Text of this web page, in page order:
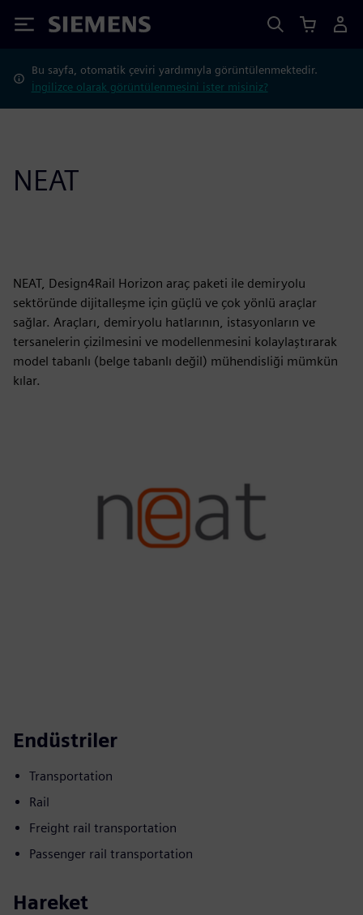
Siemens
Bu sayfa, otomatik çeviri yardımıyla görüntülenmektedir.
İngilizce olarak görüntülenmesini ister misiniz?
NEAT
NEAT, Design4Rail Horizon araç paketi ile demiryolu
sektöründe dijitalleşme için güçlü ve çok yönlü araçlar
sağlar. Araçları, demiryolu hatlarının, istasyonların ve
tersanelerin çizilmesini ve modellenmesini kolaylaştırarak
model tabanlı (belge tabanlı değil) mühendisliği mümkün
kılar.
Endüstriler
Transportation
Rail
Freight rail transportation
Passenger rail transportation
Hareket